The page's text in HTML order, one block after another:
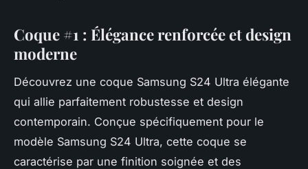
Coque #1 : Élégance renforcée et design
moderne
Découvrez une coque Samsung S24 Ultra élégante
qui allie parfaitement robustesse et design
contemporain. Conçue spécifiquement pour le
modèle Samsung S24 Ultra, cette coque se
caractérise par une finition soignée et des